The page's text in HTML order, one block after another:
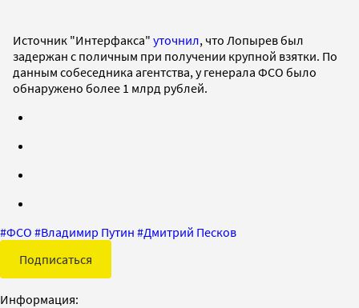
Источник "Интерфакса" уточнил, что Лопырев был
задержан с поличным при получении крупной взятки. По
данным собеседника агентства, у генерала ФСО было
обнаружено более 1 млрд рублей.
#ФСО #Владимир Путин #Дмитрий Песков
Подписаться
Информация: